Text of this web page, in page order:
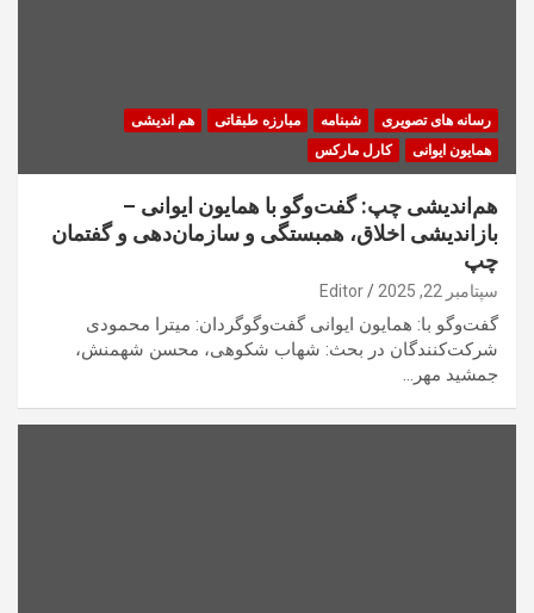
رسانه های تصویری شبنامه مبارزه طبقاتی
هم اندیشی
همایون ایوانی
کارل مارکس
هم‌اندیشی چپ: گفت‌وگو با همایون ایوانی –
بازاندیشی اخلاق، همبستگی و سازمان‌دهی و گفتمان
چپ
سپتامبر 22, 2025 Editor
گفت‌وگو با: همایون ایوانی گفت‌وگوگردان: ميترا محمودی
شرکت‌کنندگان در بحث: شهاب شکوهی، محسن شهمنش،
جمشيد مهر…